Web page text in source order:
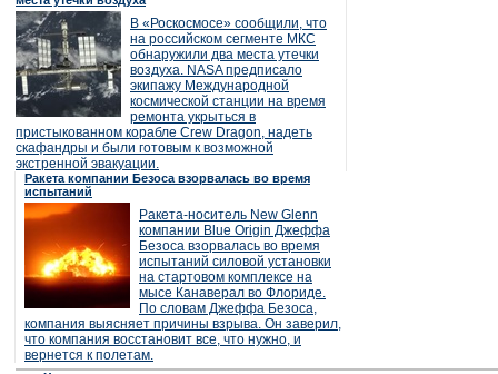
В «Роскосмосе» сообщили, что
на российском сегменте МКС
обнаружили два места утечки
воздуха. NASA предписало
экипажу Международной
космической станции на время
ремонта укрыться в
пристыкованном корабле Crew Dragon, надеть
скафандры и были готовым к возможной
экстренной эвакуации.
Ракета компании Безоса взорвалась во время
испытаний
Ракета-носитель New Glenn
компании Blue Origin Джеффа
Безоса взорвалась во время
испытаний силовой установки
на стартовом комплексе на
мысе Канаверал во Флориде.
По словам Джеффа Безоса,
компания выясняет причины взрыва. Он заверил,
что компания восстановит все, что нужно, и
вернется к полетам.